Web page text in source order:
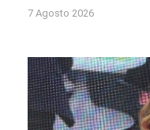
7 Agosto 2026